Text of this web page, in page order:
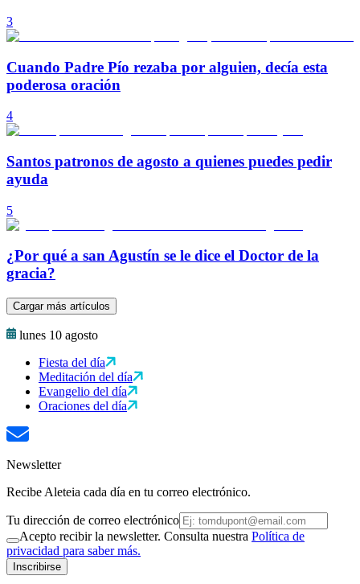
3
Cuando Padre Pío rezaba por alguien, decía esta
poderosa oración
4
Santos patronos de agosto a quienes puedes pedir
ayuda
5
¿Por qué a san Agustín se le dice el Doctor de la
gracia?
Cargar más artículos
lunes 10 agosto
Fiesta del día
Meditación del día
Evangelio del día
Oraciones del día
Newsletter
Recibe Aleteia cada día en tu correo electrónico.
Tu dirección de correo electrónico
Acepto recibir la newsletter. Consulta nuestra Política de
privacidad para saber más.
Inscribirse